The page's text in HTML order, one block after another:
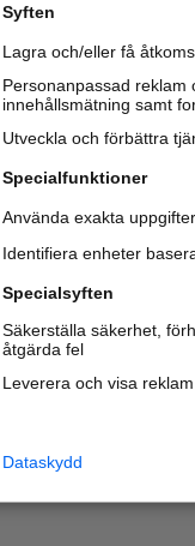
Syften
Lagra och/eller få
Personanpassad reklam
innehållsmätning samt
Utveckla och förbättra
Specialfunktioner
Använda exakta
Identifiera enheter
Specialsyften
Säkerställa säkerhet,
åtgärda fel
Leverera och visa
Dataskydd